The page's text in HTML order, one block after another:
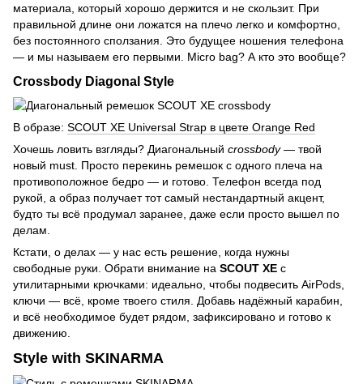
материала, который хорошо держится и не скользит. При
правильной длине они ложатся на плечо легко и комфортно,
без постоянного сползания. Это будущее ношения телефона
— и мы называем его первыми. Micro bag? А кто это вообще?
Crossbody Diagonal Style
В образе: SCOUT XE Universal Strap в цвете Orange Red
Хочешь ловить взгляды? Диагональный crossbody— твой
новый must. Просто перекинь ремешок с одного плеча на
противоположное бедро — и готово. Телефон всегда под
рукой, а образ получает тот самый нестандартный акцент,
будто ты всё продумал заранее, даже если просто вышел по
делам.
Кстати, о делах — у нас есть решение, когда нужны
свободные руки. Обрати внимание на SCOUT XE с
утилитарными крючками: идеально, чтобы подвесить AirPods,
ключи — всё, кроме твоего стиля. Добавь надёжный карабин,
и всё необходимое будет рядом, зафиксировано и готово к
движению.
Style with SKINARMA